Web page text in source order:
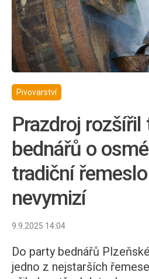
Pivovarství
Prazdroj rozšířil
bednářů o
tradiční
nevymizí
9.9.2025 14:04
Do party bednářů
jedno z nejstarších